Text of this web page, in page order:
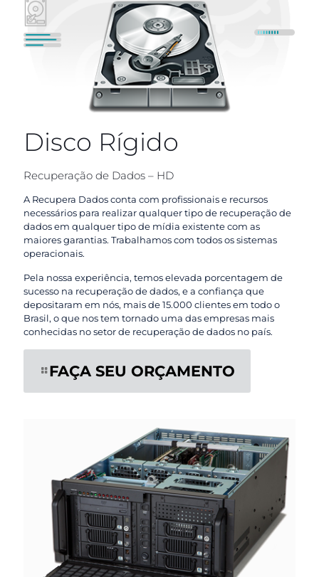
Disco Rígido
Recuperação de Dados – HD
A Recupera Dados conta com profissionais e recursos
necessários para realizar qualquer tipo de recuperação de
dados em qualquer tipo de mídia existente com as
maiores garantias. Trabalhamos com todos os sistemas
operacionais.
Pela nossa experiência, temos elevada porcentagem de
sucesso na recuperação de dados, e a confiança que
depositaram em nós, mais de 15.000 clientes em todo o
Brasil, o que nos tem tornado uma das empresas mais
conhecidas no setor de recuperação de dados no país.
FAÇA SEU ORÇAMENTO